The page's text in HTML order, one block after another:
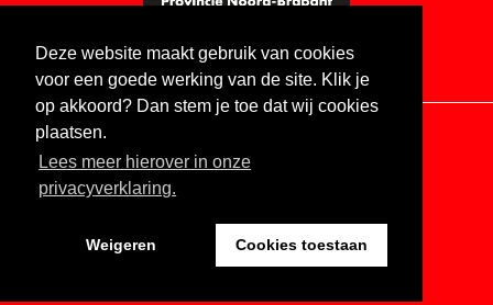
Deze website maakt gebruik van cookies
voor een goede werking van de site. Klik je
op akkoord? Dan stem je toe dat wij cookies
plaatsen.
Lees meer hierover in onze
privacyverklaring.
Weigeren Cookies toestaan
Contact Vacatures ANBI
Digitale toegankelijkheid